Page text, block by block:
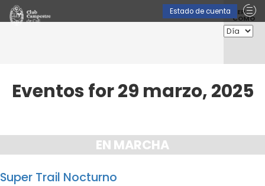
Estado de cuenta
entre
de
VER
COMO
Eventos for 29 marzo, 2025
Día
EN MARCHA
Super Trail Nocturno